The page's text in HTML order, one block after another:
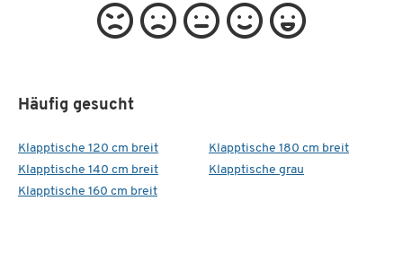
Häufig gesucht
Klapptische 120 cm breit
Klapptische 140 cm breit
Klapptische 160 cm breit
Klapptische 180 cm breit
Klapptische grau